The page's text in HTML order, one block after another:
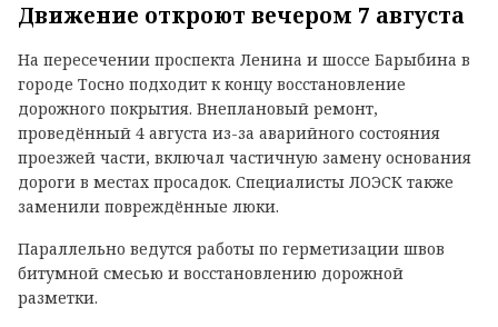
Движение откроют вечером 7 августа
На пересечении проспекта Ленина и шоссе Барыбина в
городе Тосно подходит к концу восстановление
дорожного покрытия. Внеплановый ремонт,
проведённый 4 августа из-за аварийного состояния
проезжей части, включал частичную замену основания
дороги в местах просадок. Специалисты ЛОЭСК также
заменили повреждённые люки.
Параллельно ведутся работы по герметизации швов
битумной смесью и восстановлению дорожной
разметки.